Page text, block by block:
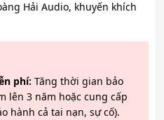
Hải Audio, khuyến khích
phí: Tăng thời gian bảo
lên 3 năm hoặc cung cấp
hành cả tai nạn, sự cố).